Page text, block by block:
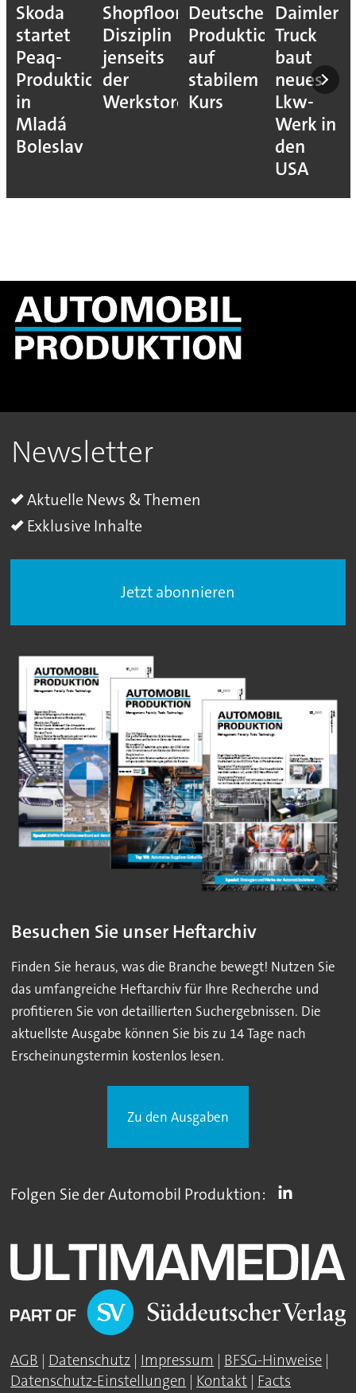
Skoda
startet
Peaq-
Produktion
in
Mladá
Boleslav
Shopfloor-
Disziplin
jenseits
der
Werkstore
Deutsche
Produktion
auf
stabilem
Kurs
Daimler
Truck
baut
neues
Lkw-
Werk in
den
USA
Newsletter
Aktuelle News & Themen
Exklusive Inhalte
Jetzt abonnieren
Besuchen Sie unser Heftarchiv
Finden Sie heraus, was die Branche bewegt! Nutzen Sie
das umfangreiche Heftarchiv für Ihre Recherche und
profitieren Sie von detaillierten Suchergebnissen. Die
aktuellste Ausgabe können Sie bis zu 14 Tage nach
Erscheinungstermin kostenlos lesen.
Zu den Ausgaben
Folgen Sie der Automobil Produktion:
AGB | Datenschutz | Impressum | BFSG-Hinweise |
Datenschutz-Einstellungen | Kontakt | Facts